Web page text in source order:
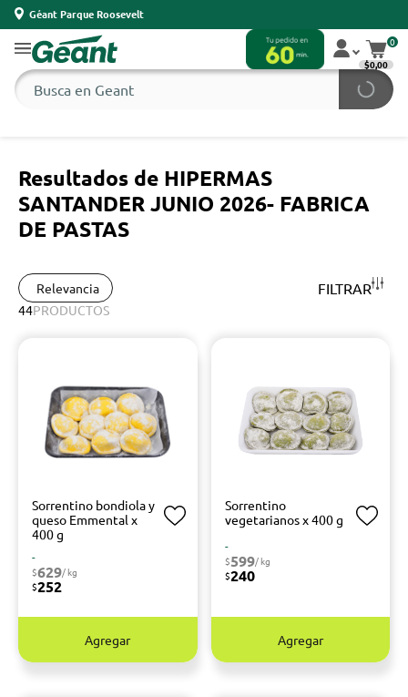
Géant Parque Roosevelt
0
$0,00
Resultados de HIPERMAS
SANTANDER JUNIO 2026- FABRICA
DE PASTAS
Relevancia FILTRAR
44PRODUCTOS
Sorrentino bondiola y
queso Emmental x
400 g
-
$629/ kg
$252
Agregar
Sorrentino
vegetarianos x 400 g
-
$599/ kg
$240
Agregar